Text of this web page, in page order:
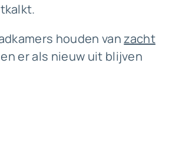
houden vanzacht
er als nieuw uit blijven